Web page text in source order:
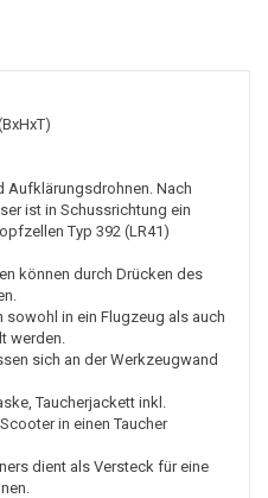
Aufklärungsdrohnen. Nach
ist in Schussrichtung ein
Typ 392 (LR41)
können durch Drücken des
sowohl in ein Flugzeug als auch
werden.
sich an der Werkzeugwand
Taucherjackett inkl.
in einen Taucher
dient als Versteck für eine